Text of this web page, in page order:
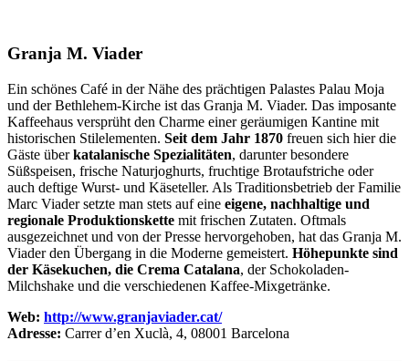
Granja M. Viader
Ein schönes Café in der Nähe des prächtigen Palastes Palau Moja
und der Bethlehem-Kirche ist das Granja M. Viader. Das imposante
Kaffeehaus versprüht den Charme einer geräumigen Kantine mit
historischen Stilelementen. Seit dem Jahr 1870 freuen sich hier die
Gäste überkatalanische Spezialitäten, darunter besondere
Süßspeisen, frische Naturjoghurts, fruchtige Brotaufstriche oder
auch deftige Wurst- und Käseteller. Als Traditionsbetrieb der Familie
Marc Viader setzte man stets auf eine eigene, nachhaltige und
regionale Produktionskette mit frischen Zutaten. Oftmals
ausgezeichnet und von der Presse hervorgehoben, hat das Granja M.
Viader den Übergang in die Moderne gemeistert. Höhepunkte sind
der Käsekuchen, die Crema Catalana, der Schokoladen-
Milchshake und die verschiedenen Kaffee-Mixgetränke.
Web: http://www.granjaviader.cat/
Adresse: Carrer d’en Xuclà, 4, 08001 Barcelona